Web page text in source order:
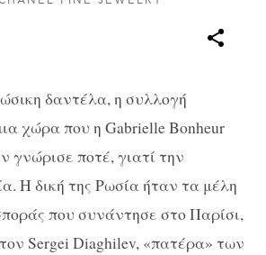
δαντέλα, η συλλογή
χώρα που η Gabrielle Bonheur
γνώρισε ποτέ, γιατί την
Η δική της Ρωσία ήταν τα μέλη
που συνάντησε στο Παρίσι,
Sergei Diaghilev, «πατέρα» των